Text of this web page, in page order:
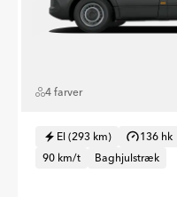
4 farver
El (293 km)
136 hk
90 km/t
Baghjulstræk